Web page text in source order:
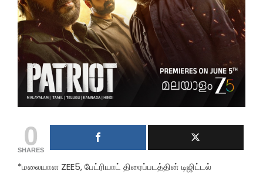
0
SHARES
*மலையாள ZEE5, பேட்ரியாட் திரைப்படத்தின் டிஜிட்டல்